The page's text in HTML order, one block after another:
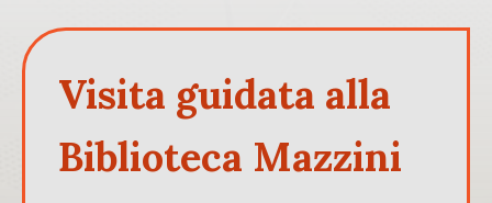
Visita guidata alla
Biblioteca Mazzini